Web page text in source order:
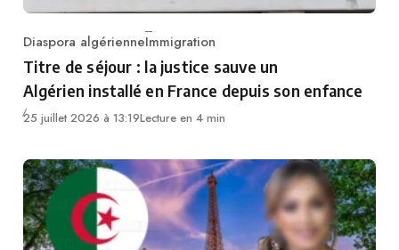
Category
Diaspora algérienneImmigration
Titre de séjour : la justice sauve un
Algérien installé en France depuis son enfance
25 juillet 2026 à 13:19Lecture en 4 min